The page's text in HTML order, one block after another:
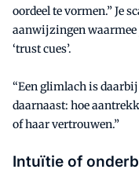
oordeel te vormen.” Je
aanwijzingen waarmee
‘trust cues’.
“Een glimlach is
daarnaast: hoe
of haar vertrouwen.”
Intuïtie of